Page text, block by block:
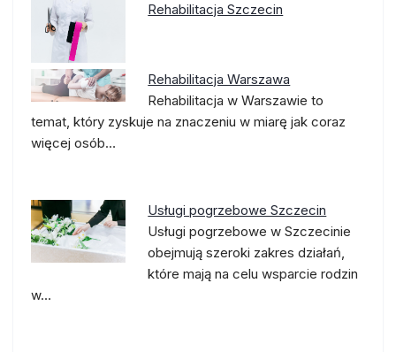
Rehabilitacja Szczecin
Rehabilitacja Warszawa
Rehabilitacja w Warszawie to
temat, który zyskuje na znaczeniu w miarę jak coraz
więcej osób…
Usługi pogrzebowe Szczecin
Usługi pogrzebowe w Szczecinie
obejmują szeroki zakres działań,
które mają na celu wsparcie rodzin
w…